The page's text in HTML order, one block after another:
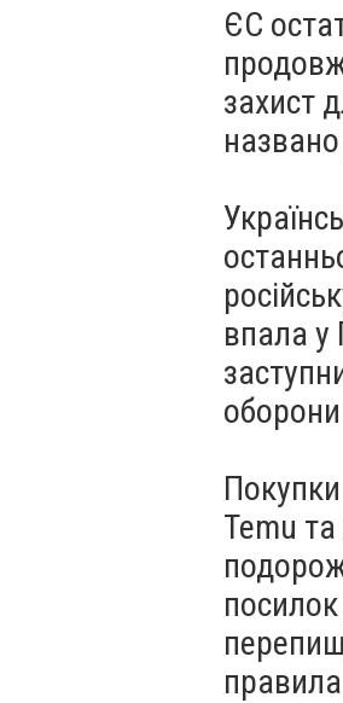
ЄС
захист
впала у
Temu
правила